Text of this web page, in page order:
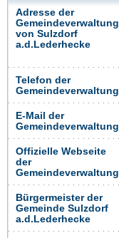
Adresse der
Gemeindeverwaltung
von Sulzdorf
a.d.Lederhecke
Telefon der
Gemeindeverwaltung
E-Mail der
Gemeindeverwaltung
Offizielle Webseite
der
Gemeindeverwaltung
Bürgermeister der
Gemeinde Sulzdorf
a.d.Lederhecke